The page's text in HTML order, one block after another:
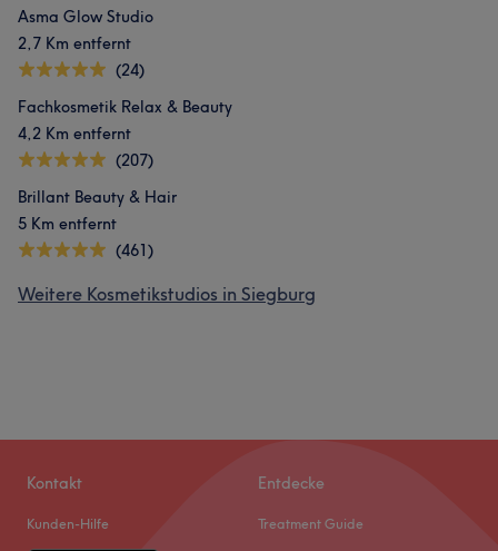
Asma Glow Studio
2,7 Km entfernt
(24)
Fachkosmetik Relax & Beauty
4,2 Km entfernt
(207)
Brillant Beauty & Hair
5 Km entfernt
(461)
Weitere Kosmetikstudios in Siegburg
Kontakt
Kunden-Hilfe
Entdecke
Treatment Guide